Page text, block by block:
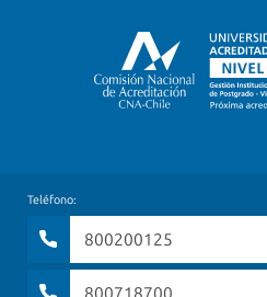
Teléfono:
800200125